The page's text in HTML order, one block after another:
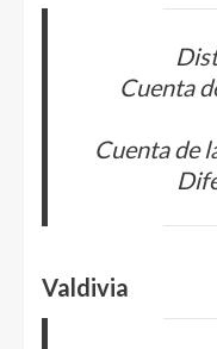
Cuenta
Cuenta de
Valdivia